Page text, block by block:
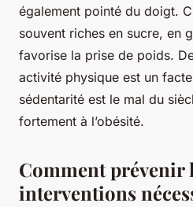
également pointé du doigt.
souvent riches en sucre, en
favorise la prise de poids.
activité physique est un
sédentarité est le mal du
fortement à l’obésité.
Comment prévenir
interventions